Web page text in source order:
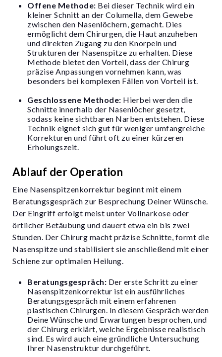
Offene Methode: Bei dieser Technik wird ein
kleiner Schnitt an der Columella, dem Gewebe
zwischen den Nasenlöchern, gemacht. Dies
ermöglicht dem Chirurgen, die Haut anzuheben
und direkten Zugang zu den Knorpeln und
Strukturen der Nasenspitze zu erhalten. Diese
Methode bietet den Vorteil, dass der Chirurg
präzise Anpassungen vornehmen kann, was
besonders bei komplexen Fällen von Vorteil ist.
Geschlossene Methode: Hierbei werden die
Schnitte innerhalb der Nasenlöcher gesetzt,
sodass keine sichtbaren Narben entstehen. Diese
Technik eignet sich gut für weniger umfangreiche
Korrekturen und führt oft zu einer kürzeren
Erholungszeit.
Ablauf der Operation
Eine Nasenspitzenkorrektur beginnt mit einem
Beratungsgespräch zur Besprechung Deiner Wünsche.
Der Eingriff erfolgt meist unter Vollnarkose oder
örtlicher Betäubung und dauert etwa ein bis zwei
Stunden. Der Chirurg macht präzise Schnitte, formt die
Nasenspitze und stabilisiert sie anschließend mit einer
Schiene zur optimalen Heilung.
Beratungsgespräch: Der erste Schritt zu einer
Nasenspitzenkorrektur ist ein ausführliches
Beratungsgespräch mit einem erfahrenen
plastischen Chirurgen. In diesem Gespräch werden
Deine Wünsche und Erwartungen besprochen, und
der Chirurg erklärt, welche Ergebnisse realistisch
sind. Es wird auch eine gründliche Untersuchung
Ihrer Nasenstruktur durchgeführt.